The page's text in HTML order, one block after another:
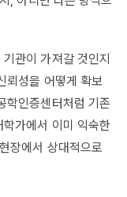
관이 가져갈 것인지
뢰성을 어떻게 확보
학인증센터처럼 기존
가에서 이미 익숙한
장에서 상대적으로